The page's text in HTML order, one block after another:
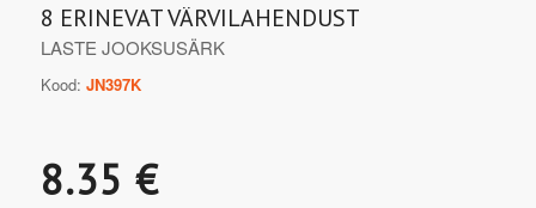
8 ERINEVAT VÄRVILAHENDUST
LASTE JOOKSUSÄRK
Kood: JN397K
8.35 €